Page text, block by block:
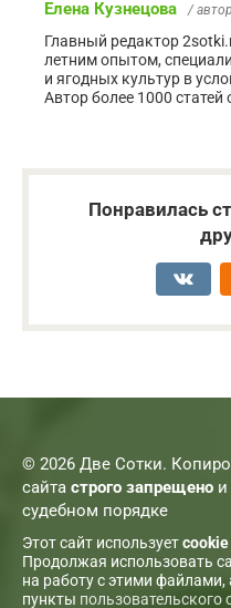
Елена Кузнецова /
Главный редактор
летним опытом,
и ягодных культур в
Автор более 1000 статей
Понравилась
© 2026 Две Сотки.
сайта строго запрещено и
судебном порядке
Этот сайт используетcookie
Продолжая использовать
на работу с этими файлами,
пункты пользовательского